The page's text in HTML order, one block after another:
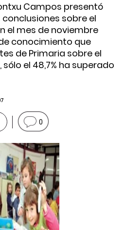
Campos presentó
sobre el
el mes de noviembre
conocimiento que
de Primaria sobre el
sólo el 48,7% ha superado
0